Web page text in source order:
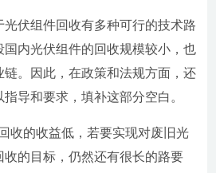
光伏组件回收有多种可行的技术路
国内光伏组件的回收规模较小，也
链。因此，在政策和法规方面，还
导和要求，填补这部分空白。
收的收益低，若要实现对废旧光
收的目标，仍然还有很长的路要